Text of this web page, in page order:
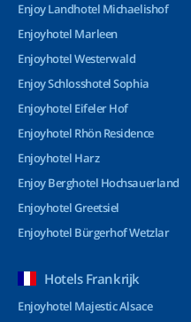
Enjoy Landhotel Michaelishof
Enjoyhotel Marleen
Enjoyhotel Westerwald
Enjoy Schlosshotel Sophia
Enjoyhotel Eifeler Hof
Enjoyhotel Rhön Residence
Enjoyhotel Harz
Enjoy Berghotel Hochsauerland
Enjoyhotel Greetsiel
Enjoyhotel Bürgerhof Wetzlar
Hotels Frankrijk
Enjoyhotel Majestic Alsace